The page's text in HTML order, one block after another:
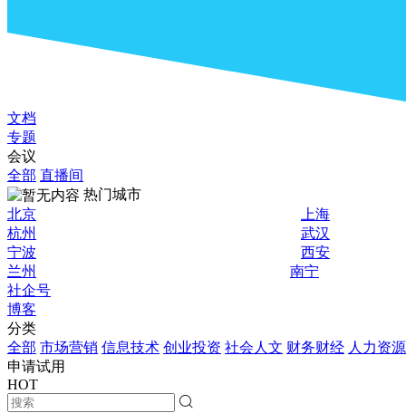
文档
专题
会议
全部 直播间
热门城市
北京
上海
杭州
武汉
宁波
西安
兰州
南宁
社企号
博客
分类
全部 市场营销 信息技术 创业投资 社会人文 财务财经 人力资源
申请试用
HOT